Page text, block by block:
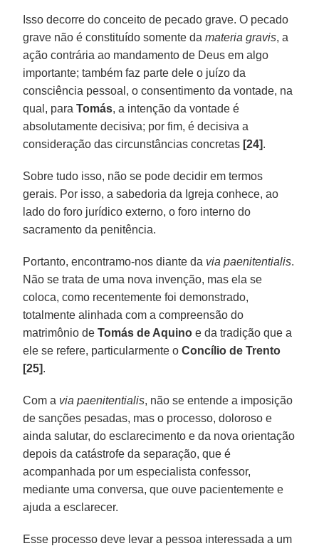
Isso decorre do conceito de pecado grave. O pecado
grave não é constituído somente damateria gravis, a
ação contrária ao mandamento de Deus em algo
importante; também faz parte dele o juízo da
consciência pessoal, o consentimento da vontade, na
qual, paraTomás, a intenção da vontade é
absolutamente decisiva; por fim, é decisiva a
consideração das circunstâncias concretas [24].
Sobre tudo isso, não se pode decidir em termos
gerais. Por isso, a sabedoria da Igreja conhece, ao
lado do foro jurídico externo, o foro interno do
sacramento da penitência.
Portanto, encontramo-nos diante da via paenitentialis.
Não se trata de uma nova invenção, mas ela se
coloca, como recentemente foi demonstrado,
totalmente alinhada com a compreensão do
matrimônio deTomás de Aquino e da tradição que a
ele se refere, particularmente o Concílio de Trento
[25].
Com a via paenitentialis, não se entende a imposição
de sanções pesadas, mas o processo, doloroso e
ainda salutar, do esclarecimento e da nova orientação
depois da catástrofe da separação, que é
acompanhada por um especialista confessor,
mediante uma conversa, que ouve pacientemente e
ajuda a esclarecer.
Esse processo deve levar a pessoa interessada a um